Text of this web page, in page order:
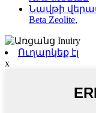
Նավթի
Beta Zeolite,
Ուղարկեք էլ
x